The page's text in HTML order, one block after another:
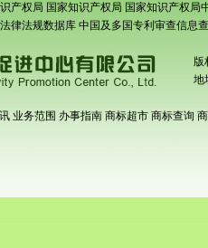
产权局 国家知识产权局 国家知识产权局
律法规数据库 中国及多国专利审查信息
版
地
业务范围 办事指南 商标超市 商标查询